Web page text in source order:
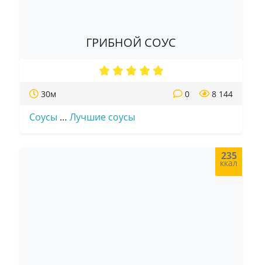
ГРИБНОЙ СОУС
30м 8 144
0
Соусы … Лучшие соусы
235
ккал